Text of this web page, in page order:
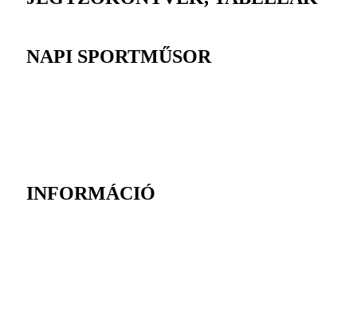
NAPI SPORTMŰSOR
INFORMÁCIÓ